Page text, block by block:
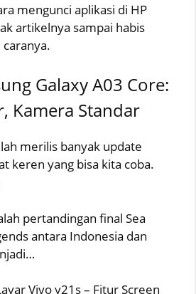
mengunci aplikasi di HP
artikelnya sampai habis
Galaxy A03 Core:
Kamera Standar
merilis banyak update
keren yang bisa kita coba.
pertandingan final Sea
antara Indonesia dan
Vivo y21s – Fitur Screen